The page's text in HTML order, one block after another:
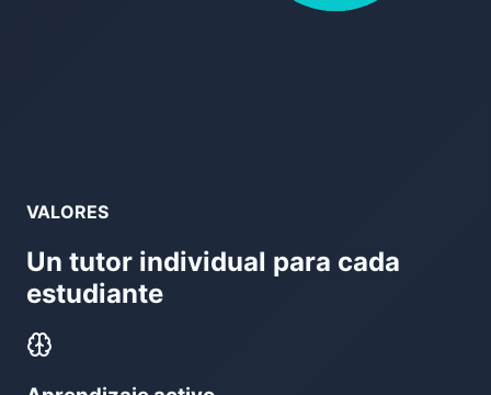
VALORES
Un tutor individual para cada
estudiante